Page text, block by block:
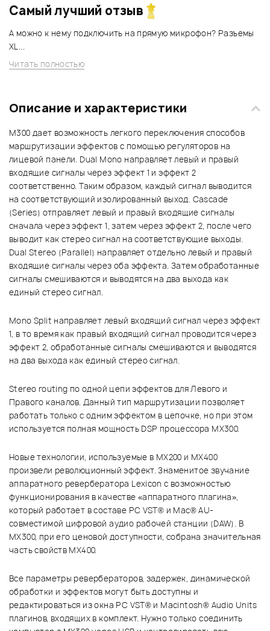
Самый лучший отзыв
А можно к нему подключить на прямую микрофон? Разъемы
XL...
Читать полностью
Описание и характеристики
M300 дает возможность легкого переключения способов
маршрутизации эффектов с помощью регуляторов на
лицевой панели. Dual Mono направляет левый и правый
входящие сигналы через эффект 1 и эффект 2
соответственно. Таким образом, каждый сигнал выводится
на соответствующий изолированный выход. Cascade
(Series) отправляет левый и правый входящие сигналы
сначала через эффект 1, затем через эффект 2, после чего
выводит как стерео сигнал на соответствующие выходы.
Dual Stereo (Parallel) направляет отдельно левый и правый
входящие сигналы через оба эффекта. Затем обработанные
сигналы смешиваются и выводятся на два выхода как
единый стерео сигнал.
Mono Split направляет левый входящий сигнал через эффект
1, в то время как правый входящий сигнал проводится через
эффект 2, обработанные сигналы смешиваются и выводятся
на два выхода как единый стерео сигнал.
Stereo routing по одной цепи эффектов для Левого и
Правого каналов. Данный тип маршрутизации позволяет
работать только с одним эффектом в цепочке, но при этом
используется полная мощность DSP процессора MX300.
Новые технологии, используемые в MX200 и MX400
произвели революционный эффект. Знаменитое звучание
аппаратного ревербератора Lexicon с возможностью
функционирования в качестве «аппаратного плагина»,
который работает в составе PC VST® и Mac® AU-
совместимой цифровой аудио рабочей станции (DAW). В
MX300, при его ценовой доступности, собрана значительная
часть свойств MX400.
Все параметры ревербераторов, задержек, динамической
обработки и эффектов могут быть доступны и
редактироваться из окна PC VST® и Macintosh® Audio Units
плагинов, входящих в комплект. Нужно только соединить